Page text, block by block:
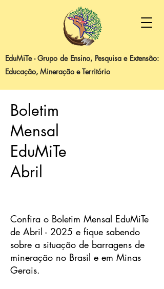
EduMiTe - Grupo de Ensino, Pesquisa e Extensão:
Educação, Mineração e Território
Boletim
Mensal
EduMiTe
Abril
Confira o Boletim Mensal EduMiTe
de Abril - 2025 e fique sabendo
sobre a situação de barragens de
mineração no Brasil e em Minas
Gerais.